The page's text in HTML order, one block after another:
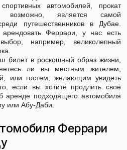
автомобилей, прокат
возможно, является самой
путешественников в Дубае.
Феррари, у нас есть
например, великолепный
в роскошный образ жизни,
ли вы местным жителем,
или гостем, желающим увидеть
если вы хотите продлить свое
аренде подходящего автомобиля
или Абу-Даби.
Феррари